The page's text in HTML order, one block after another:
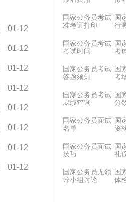
01-12
01-12
01-12
01-12
01-12
01-12
01-12
01-12
国家公务员考试
准考证打印
国
行
国家公务员考试
考试时间
国
考
国家公务员考试
答题须知
国
考
国家公务员考试
成绩查询
国
分
国家公务员面试
名单
国
资
国家公务员面试
技巧
国
礼
国家公务员无领
导小组讨论
国
体